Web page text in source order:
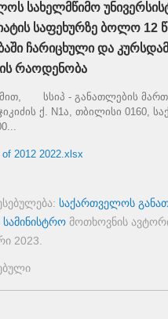
სახელმწიმო
საფეხურზე ბოლო 12
ჩარიცხული და
რაოდენობა
სსიპ - განათლების
ქ. N1ა, თბილისი 0160,
of 2012 2022.xlsx
საქართველოს
სამინისტრო მოთხოვნის
2023